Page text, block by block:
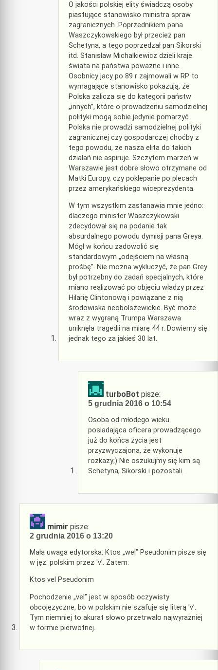
O jakości polskiej elity świadczą osoby
piastujące stanowisko ministra spraw
zagranicznych. Poprzednikiem pana
Waszczykowskiego był przecież pan
Schetyna, a tego poprzedzał pan Sikorski
itd. Stanisław Michalkiewicz dzieli kraje
świata na państwa poważne i inne.
Osobnicy jacy po 89 r zajmowali w RP to
wymagające stanowisko pokazują, że
Polska zalicza się do kategorii państw
„innych”, które o prowadzeniu samodzielnej
polityki mogą sobie jedynie pomarzyć.
Polska nie prowadzi samodzielnej polityki
zagranicznej czy gospodarczej choćby z
tego powodu, że nasza elita do takich
działań nie aspiruje. Szczytem marzeń w
Warszawie jest dobre słowo otrzymane od
Matki Europy, czy poklepanie po plecach
przez amerykańskiego wiceprezydenta.
W tym wszystkim zastanawia mnie jedno:
dlaczego minister Waszczykowski
zdecydował się na podanie tak
absurdalnego powodu dymisji pana Greya.
Mógł w końcu zadowolić się
standardowym „odejściem na własną
prośbę”. Nie można wykluczyć, że pan Grey
był potrzebny do zadań specjalnych, które
miano realizować po objęciu władzy przez
Hilarię Clintonową i powiązane z nią
środowiska neobolszewickie. Być może
wraz z wygraną Trumpa Warszawa
uniknęła tragedii na miarę 44 r. Dowiemy się
jednak tego za jakieś 30 lat.
turboBot pisze:
5 grudnia 2016 o 10:54
Osoba od młodego wieku
posiadająca oficera prowadzącego
już do końca życia jest
przyzwyczajona, że wykonuje
rozkazy;) Nie oszukujmy się kim są
Schetyna, Sikorski i pozostali…
mimir pisze:
2 grudnia 2016 o 13:20
Mała uwaga edytorska: Ktos „wel” Pseudonim pisze się
w jęz. polskim przez 'v’. Zatem:
Ktos vel Pseudonim
Pochodzenie „vel” jest w sposób oczywisty
obcojęzyczne, bo w polskim nie szafuje się literą 'v’.
Tym niemniej to akurat słowo przetrwało najwyrażniej
w formie pierwotnej.